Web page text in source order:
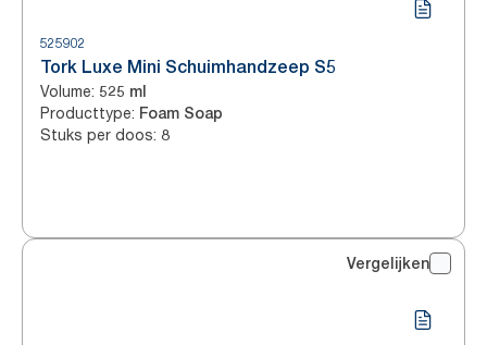
525902
Tork Luxe Mini Schuimhandzeep S5
Volume: 525 ml
Producttype: Foam Soap
Stuks per doos: 8
Vergelijken